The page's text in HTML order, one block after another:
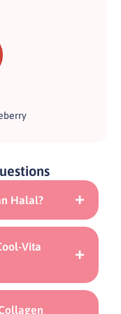
Halal?
Vita